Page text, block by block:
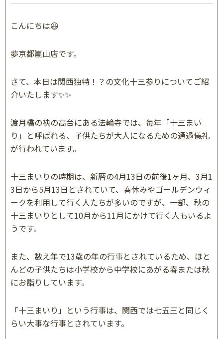
こんにちは😃
夢京都嵐山店です。
さて、本日は関西独特！？の文化十三参りについてご紹
介いたします✨✨
渡月橋の袂の高台にある法輪寺では、毎年「十三まい
り」と呼ばれる、子供たちが大人になるための通過儀礼
が行われています。
十三まいりの時期は、新暦の4月13日の前後1ヶ月、 3月1
3日から5月13日とされていて、春休みやゴールデンウィ
ークを利用して行く人たちが多いのですが、一部、秋の
十三まいりとして10月から11月にかけて行く人もいるよ
うです。
また、数え年で13歳の年の行事とされているため、ほと
んどの子供たちは小学校から中学校にあがる春または秋
にお詣りしています。
「十三まいり」という行事は、関西では七五三と同じく
らい大事な行事とされています。